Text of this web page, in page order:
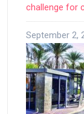
challenge for
September 2,